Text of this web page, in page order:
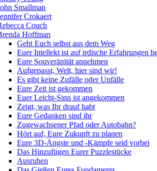
Smallman
Crokaert
Couch
Hoffman
Geht Euch selbst aus dem Weg
Euer Intellekt ist auf irdische Erfahrungen
Eure Souveränität annehmen
Aufgepasst, Welt, hier sind wir!
Es gibt keine Zufälle oder Unfälle
Eure Zeit ist gekommen
Euer Leicht-Sinn ist angekommen
Zeigt, was Ihr drauf habt
Eure Gedanken sind ihr
Zugewachsener Pfad oder Autobahn?
Hört auf, Eure Zukunft zu planen
Eure 3D-Ängste und -Kämpfe seid vorbei
Das Hinzufügen Eurer Puzzlestücke
Ausruhen